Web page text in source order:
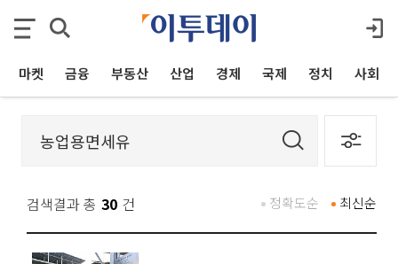
마켓 금융 부동산 산업 경제 국제 정치 사회
검색결과 총 30 건 최신순
정확도순